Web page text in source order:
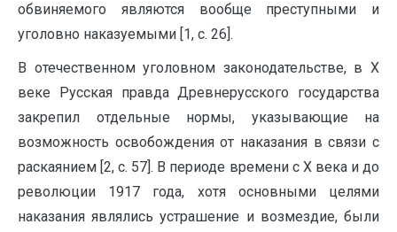
обвиняемого являются вообще преступными и
уголовно наказуемыми [1, с. 26].
В отечественном уголовном законодательстве, в X
веке Русская правда Древнерусского государства
закрепил отдельные нормы, указывающие на
возможность освобождения от наказания в связи с
раскаянием [2, с. 57]. В периоде времени с Х века и до
революции 1917 года, хотя основными целями
наказания являлись устрашение и возмездие, были